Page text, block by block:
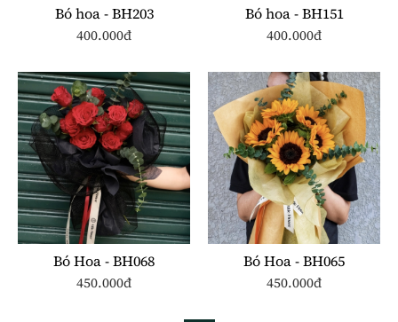
Bó hoa - BH203
400.000đ
Bó hoa - BH151
400.000đ
Bó Hoa - BH068
450.000đ
Bó Hoa - BH065
450.000đ